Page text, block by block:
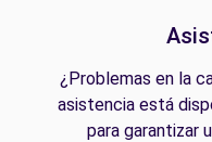
¿Problemas en la
asistencia está
para garantizar